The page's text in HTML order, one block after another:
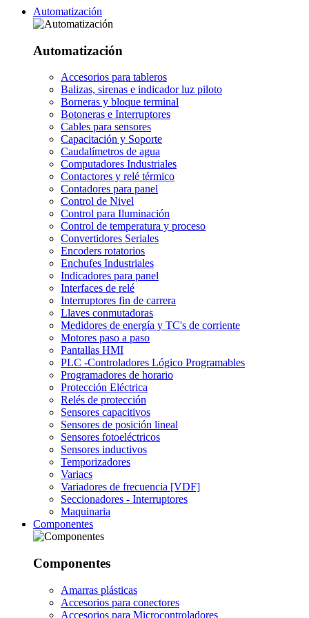
Automatización
Automatización
Accesorios para tableros
Balizas, sirenas e indicador luz piloto
Borneras y bloque terminal
Botoneras e Interruptores
Cables para sensores
Capacitación y Soporte
Caudalímetros de agua
Computadores Industriales
Contactores y relé térmico
Contadores para panel
Control de Nivel
Control para Iluminación
Control de temperatura y proceso
Convertidores Seriales
Encoders rotatorios
Enchufes Industriales
Indicadores para panel
Interfaces de relé
Interruptores fin de carrera
Llaves conmutadoras
Medidores de energía y TC's de corriente
Motores paso a paso
Pantallas HMI
PLC -Controladores Lógico Programables
Programadores de horario
Protección Eléctrica
Relés de protección
Sensores capacitivos
Sensores de posición lineal
Sensores fotoeléctricos
Sensores inductivos
Temporizadores
Variacs
Variadores de frecuencia [VDF]
Seccionadores - Interruptores
Maquinaria
Componentes
Componentes
Amarras plásticas
Accesorios para conectores
Accesorios para Microcontroladores